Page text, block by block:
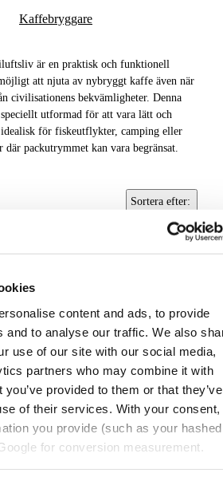
content and ads, to provide
and to analyse our traffic. We also
use of our site with our social media,
partners who may combine it with
provided to them or that they’ve
of their services. With your consent,
you provide (such as your hashed
for conversion measurement.
Kaffebryggare
är en praktisk och funktionell
att njuta av nybryggt kaffe även när
civilisationens bekvämligheter. Denna
utformad för att vara lätt och
för fiskeutflykter, camping eller
där packutrymmet kan vara begränsat.
Sortera efter: